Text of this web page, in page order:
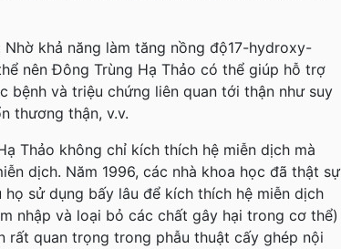
khả năng làm tăng nồng độ17-hydroxy-
nên Đông Trùng Hạ Thảo có thể giúp hỗ trợ
bệnh và triệu chứng liên quan tới thận như suy
thương thận, v.v.
Thảo không chỉ kích thích hệ miễn dịch mà
dịch. Năm 1996, các nhà khoa học đã thật sự
sử dụng bấy lâu để kích thích hệ miễn dịch
nhập và loại bỏ các chất gây hại trong cơ thể)
rất quan trọng trong phẫu thuật cấy ghép nội